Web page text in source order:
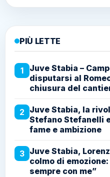
PIÙ LETTE
1
Juve Stabia –
disputarsi al
chiusura del
2 Juve Stabia, la
Stefano Stefanelli
fame e ambizione
3 Juve Stabia,
colmo di
sempre con me”